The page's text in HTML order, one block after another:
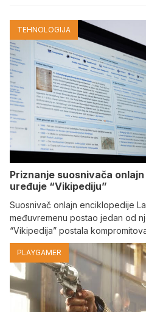
TEHNOLOGIJA
Priznanje suosnivača
uređuje “Vikipediju”
Suosnivač onlajn enciklopedije
međuvremenu postao jedan od
“Vikipedija” postala
PLAYGAMER